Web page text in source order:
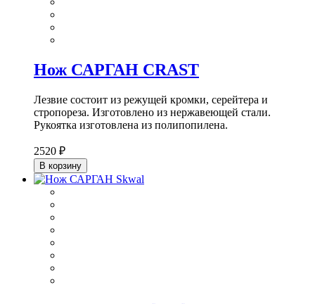
Нож САРГАН CRAST
Лезвие состоит из режущей кромки, серейтера и
стропореза. Изготовлено из нержавеющей стали.
Рукоятка изготовлена из полипопилена.
2520 ₽
В корзину